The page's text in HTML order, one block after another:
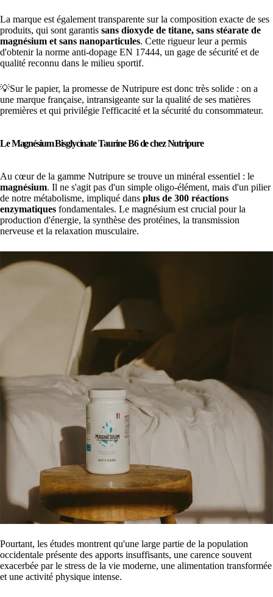
La marque est également transparente sur la composition exacte de ses
produits, qui sont garantis sans dioxyde de titane, sans stéarate de
magnésium et sans nanoparticules. Cette rigueur leur a permis
d'obtenir la norme anti-dopage EN 17444, un gage de sécurité et de
qualité reconnu dans le milieu sportif.
💡Sur le papier, la promesse de Nutripure est donc très solide : on a
une marque française, intransigeante sur la qualité de ses matières
premières et qui privilégie l'efficacité et la sécurité du consommateur.
Le Magnésium Bisglycinate Taurine B6 de chez Nutripure
Au cœur de la gamme Nutripure se trouve un minéral essentiel : le
magnésium. Il ne s'agit pas d'un simple oligo-élément, mais d'un pilier
de notre métabolisme, impliqué dans plus de 300 réactions
enzymatiques fondamentales. Le magnésium est crucial pour la
production d'énergie, la synthèse des protéines, la transmission
nerveuse et la relaxation musculaire.
Pourtant, les études montrent qu'une large partie de la population
occidentale présente des apports insuffisants, une carence souvent
exacerbée par le stress de la vie moderne, une alimentation transformée
et une activité physique intense.